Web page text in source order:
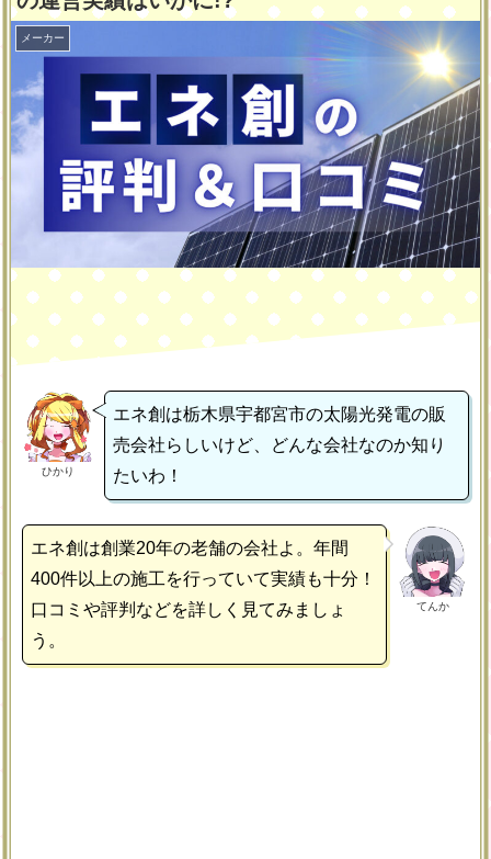
メーカー
ひかり
エネ創は栃木県宇都宮市の太陽光発電の販
売会社らしいけど、どんな会社なのか知り
たいわ！
てんか
エネ創は創業20年の老舗の会社よ。年間
400件以上の施工を行っていて実績も十分！
口コミや評判などを詳しく見てみましょ
う。